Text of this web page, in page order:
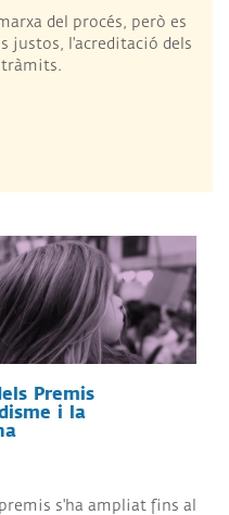
del procés, però es
justos, l'acreditació dels
Premis
i la
s'ha ampliat fins al